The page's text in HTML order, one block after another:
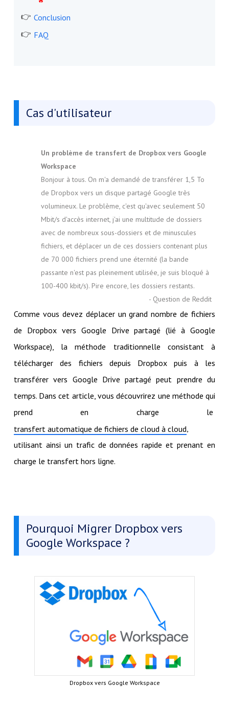
Conclusion
FAQ
Cas d'utilisateur
Un problème de transfert de Dropbox vers Google
Workspace
Bonjour à tous. On m'a demandé de transférer 1,5 To
de Dropbox vers un disque partagé Google très
volumineux. Le problème, c'est qu'avec seulement 50
Mbit/s d'accès internet, j'ai une multitude de dossiers
avec de nombreux sous-dossiers et de minuscules
fichiers, et déplacer un de ces dossiers contenant plus
de 70 000 fichiers prend une éternité (la bande
passante n'est pas pleinement utilisée, je suis bloqué à
100-400 kbit/s). Pire encore, les dossiers restants.
- Question de Reddit
Comme vous devez déplacer un grand nombre de fichiers
de Dropbox vers Google Drive partagé (lié à Google
Workspace), la méthode traditionnelle consistant à
télécharger des fichiers depuis Dropbox puis à les
transférer vers Google Drive partagé peut prendre du
temps. Dans cet article, vous découvrirez une méthode qui
prend en charge le
transfert automatique de fichiers de cloud à cloud,
utilisant ainsi un trafic de données rapide et prenant en
charge le transfert hors ligne.
Pourquoi Migrer Dropbox vers
Google Workspace ?
Dropbox vers Google Workspace